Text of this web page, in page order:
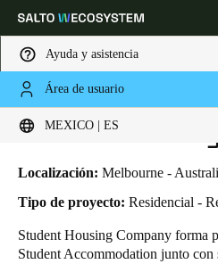
Ayuda y asistencia
Área de usuario
MEXICO | ES
Elija su ubicación y configuración
Global
HOME INDUSTRIAS
STUDENT HOUSING COMPANY
Student Housing
Localización: Melbourne -
Tipo de proyecto: Residencial -
Student Housing Company forma
Student Accommodation junto con